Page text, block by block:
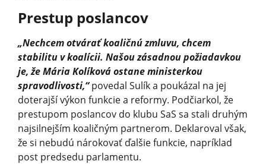
Prestup poslancov
„Nechcem otvárať koaličnú zmluvu, chcem
stabilitu v koalícii. Našou zásadnou požiadavkou
je, že Mária Kolíková ostane ministerkou
spravodlivosti,“povedal Sulík a poukázal na jej
doterajší výkon funkcie a reformy. Podčiarkol, že
prestupom poslancov do klubu SaS sa stali druhým
najsilnejším koaličným partnerom. Deklaroval však,
že si nebudú nárokovať ďalšie funkcie, napríklad
post predsedu parlamentu.